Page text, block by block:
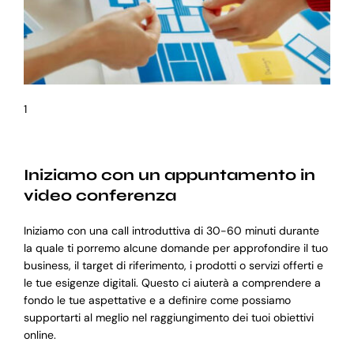
1
Iniziamo con un appuntamento in
video conferenza
Iniziamo con una call introduttiva di 30-60 minuti durante
la quale ti porremo alcune domande per approfondire il tuo
business, il target di riferimento, i prodotti o servizi offerti e
le tue esigenze digitali. Questo ci aiuterà a comprendere a
fondo le tue aspettative e a definire come possiamo
supportarti al meglio nel raggiungimento dei tuoi obiettivi
online.